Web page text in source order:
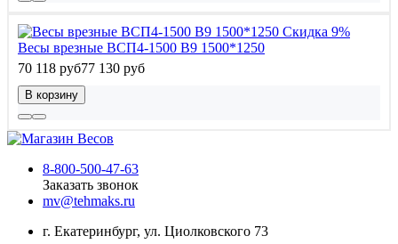
Скидка 9%
Весы врезные ВСП4-1500 В9 1500*1250
70 118 руб77 130 руб
В корзину
8-800-500-47-63
Заказать звонок
mv@tehmaks.ru
г. Екатеринбург, ул. Циолковского 73